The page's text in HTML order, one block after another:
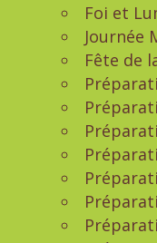
Foi et
Journée
Fête de